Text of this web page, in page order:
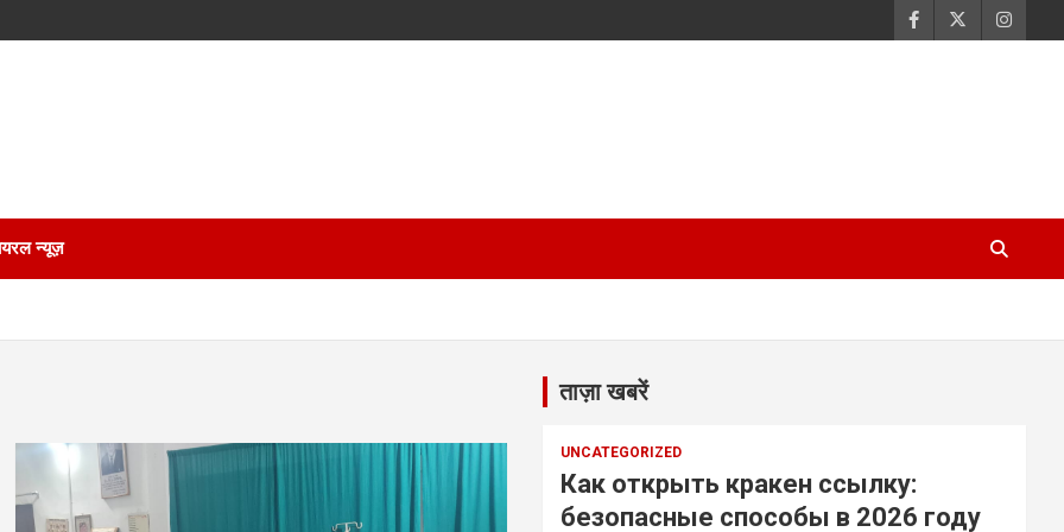
न्यूज़
ताज़ा खबरें
UNCATEGORIZED
Как открыть кракен ссылку:
безопасные способы в 2026 году